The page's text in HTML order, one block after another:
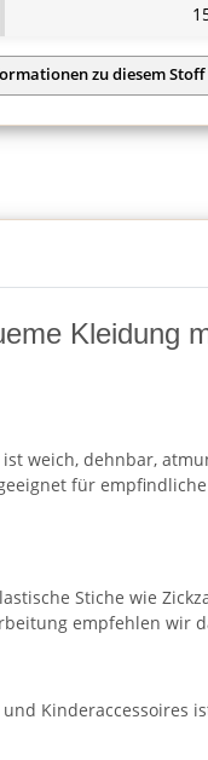
Kleidung
weich, dehnbar,
für
Stiche wie
empfehlen wir
Kinderaccessoires